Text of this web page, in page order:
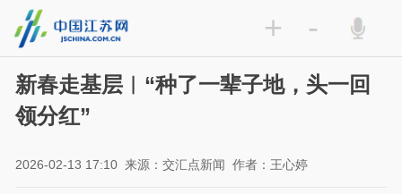
+ -
新春走基层︱“种了一辈子地，头一回
领分红”
2026-02-13 17:10 来源：交汇点新闻 作者：王心婷